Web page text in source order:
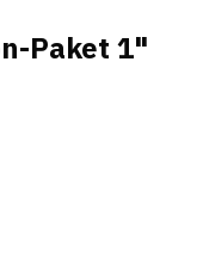
Paket 1"